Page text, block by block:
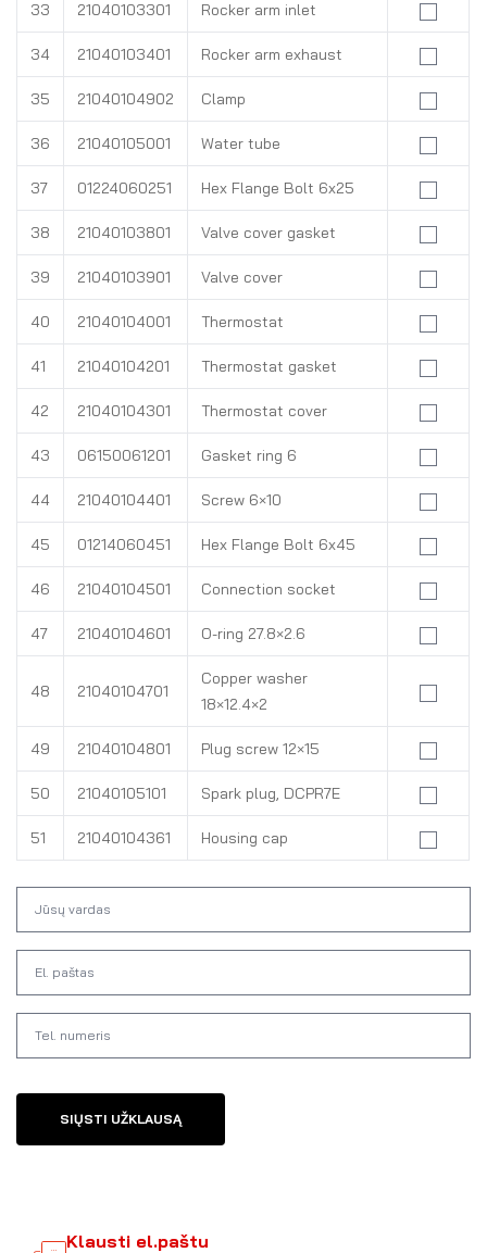
33 21040103301 Rocker arm inlet
34 21040103401 Rocker arm exhaust
35 21040104902 Clamp
36 21040105001 Water tube
37 01224060251 Hex Flange Bolt 6x25
38 21040103801 Valve cover gasket
39 21040103901 Valve cover
40 21040104001 Thermostat
41 21040104201 Thermostat gasket
42 21040104301 Thermostat cover
43 06150061201 Gasket ring 6
44 21040104401 Screw 6×10
45 01214060451 Hex Flange Bolt 6x45
46 21040104501 Connection socket
47 21040104601 O-ring 27.8×2.6
48 21040104701
Copper washer
18×12.4×2
49 21040104801 Plug screw 12×15
50 21040105101 Spark plug, DCPR7E
51 21040104361 Housing cap
SIŲSTI UŽKLAUSĄ
Klausti el.paštu